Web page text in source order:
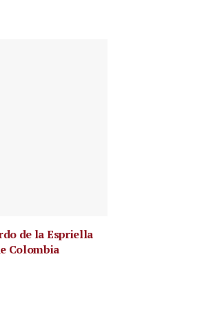
de la Espriella
Colombia